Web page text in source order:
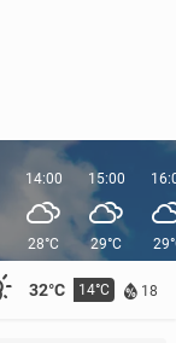
32°C 14°C 18
14:00
28°C
15:00
29°C